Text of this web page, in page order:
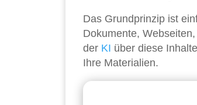
Das Grundprinzip ist
Dokumente,
der KI über diese
Ihre Materialien.